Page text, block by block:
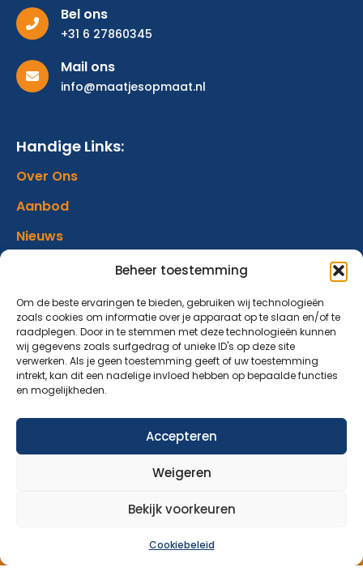
Beheer toestemming
Om de beste ervaringen te bieden, gebruiken wij technologieën
zoals cookies om informatie over je apparaat op te slaan en/of te
raadplegen. Door in te stemmen met deze technologieën kunnen
wij gegevens zoals surfgedrag of unieke ID's op deze site
verwerken. Als je geen toestemming geeft of uw toestemming
intrekt, kan dit een nadelige invloed hebben op bepaalde functies
en mogelijkheden.
Accepteren
Weigeren
Bekijk voorkeuren
Cookiebeleid
Bel ons
+31 6 27860345
Mail ons
info@maatjesopmaat.nl
Handige Links:
Over Ons
Aanbod
Nieuws
Donatie
Contact
Abonneer op onze nieuwsbrief
Aanmelden nieuwsbrief